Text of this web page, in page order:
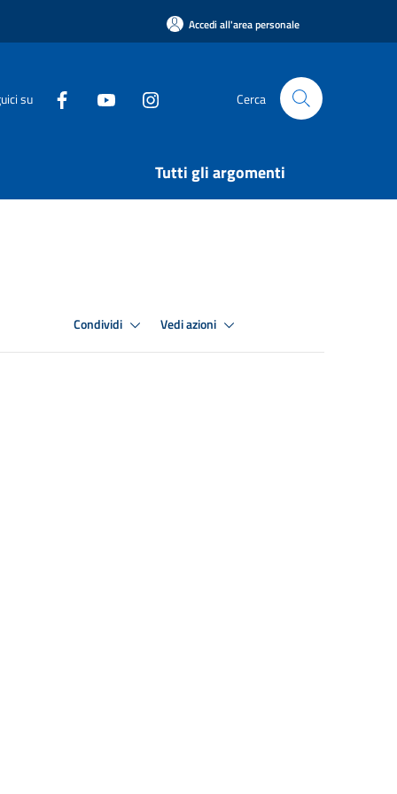
Accedi all'area personale
su Cerca
Tutti gli argomenti
Condividi Vedi azioni